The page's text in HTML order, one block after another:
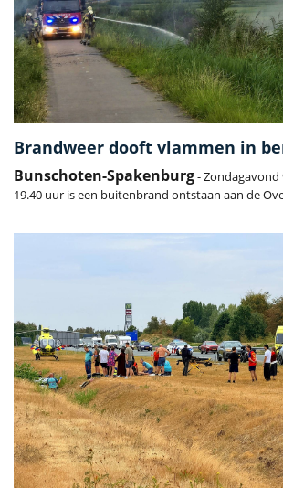
Brandweer dooft vlammen in
Bunschoten-Spakenburg-
19.40 uur is een buitenbrand ontstaan aan de